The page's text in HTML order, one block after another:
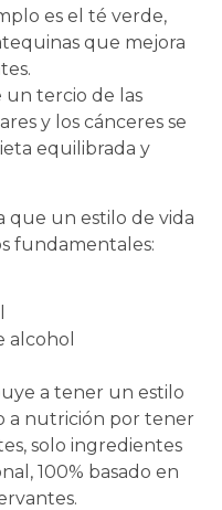
es el té verde,
que mejora
un tercio de las
y los cánceres se
equilibrada y
que un estilo de vida
fundamentales:
alcohol
a tener un estilo
a nutrición por tener
solo ingredientes
100% basado en